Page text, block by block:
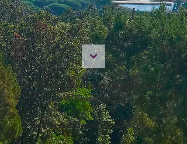
Willkommen in den Bungalows de
Palombaggia
Leben im Herzen der Natur ...